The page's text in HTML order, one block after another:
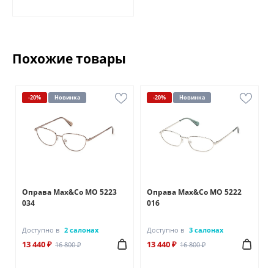
Похожие товары
-20% Новинка
Оправа Max&Co MO 5223
034
Доступно в 2 салонах
13 440 ₽ 16 800 ₽
-20% Новинка
Оправа Max&Co MO 5222
016
Доступно в 3 салонах
13 440 ₽ 16 800 ₽